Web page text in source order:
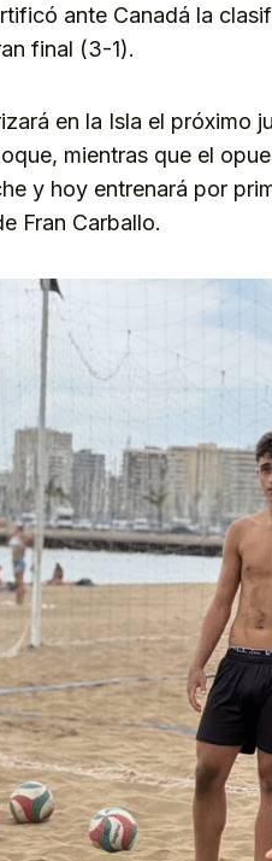
ante Canadá la
final (3-1).
en la Isla el próximo
mientras que el
y hoy entrenará por
Fran Carballo.